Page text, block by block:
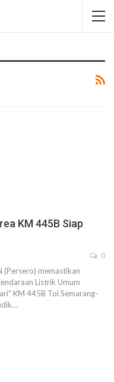
KM 445B Siap
0
(Persero) memastikan
Listrik Umum
KM 445B Tol Semarang-